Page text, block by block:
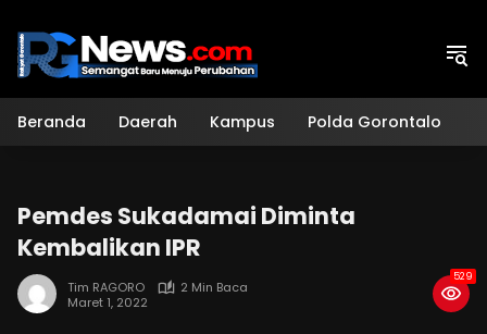
konten
Beranda Daerah Kampus Polda Gorontalo
Pemdes Sukadamai Diminta
Kembalikan IPR
Tim RAGORO
2 Min Baca
Maret 1, 2022
529